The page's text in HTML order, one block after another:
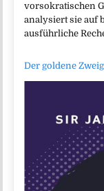
vorsokratischen
analysiert sie auf
ausführliche
Der goldene Zweig